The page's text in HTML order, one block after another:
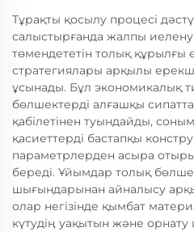
Тұрақты қосылу процесі
салыстырғанда жалпы
төмендететін толық құрылғы
стратегиялары арқылы
ұсынады. Бұл экономикалық
бөлшектерді алғашқы
қабілетінен туындайды,
қасиеттерді бастапқы
параметрлерден асыра
береді. Ұйымдар толық
шығындарынан айналысу
олар негізінде қымбат
күтудің уақытын және